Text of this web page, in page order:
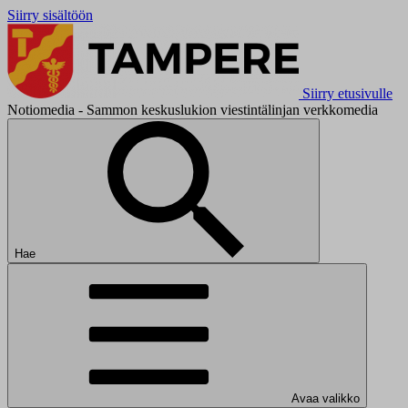
Siirry sisältöön
Siirry etusivulle
Notiomedia - Sammon keskuslukion viestintälinjan verkkomedia
Hae
Avaa valikko